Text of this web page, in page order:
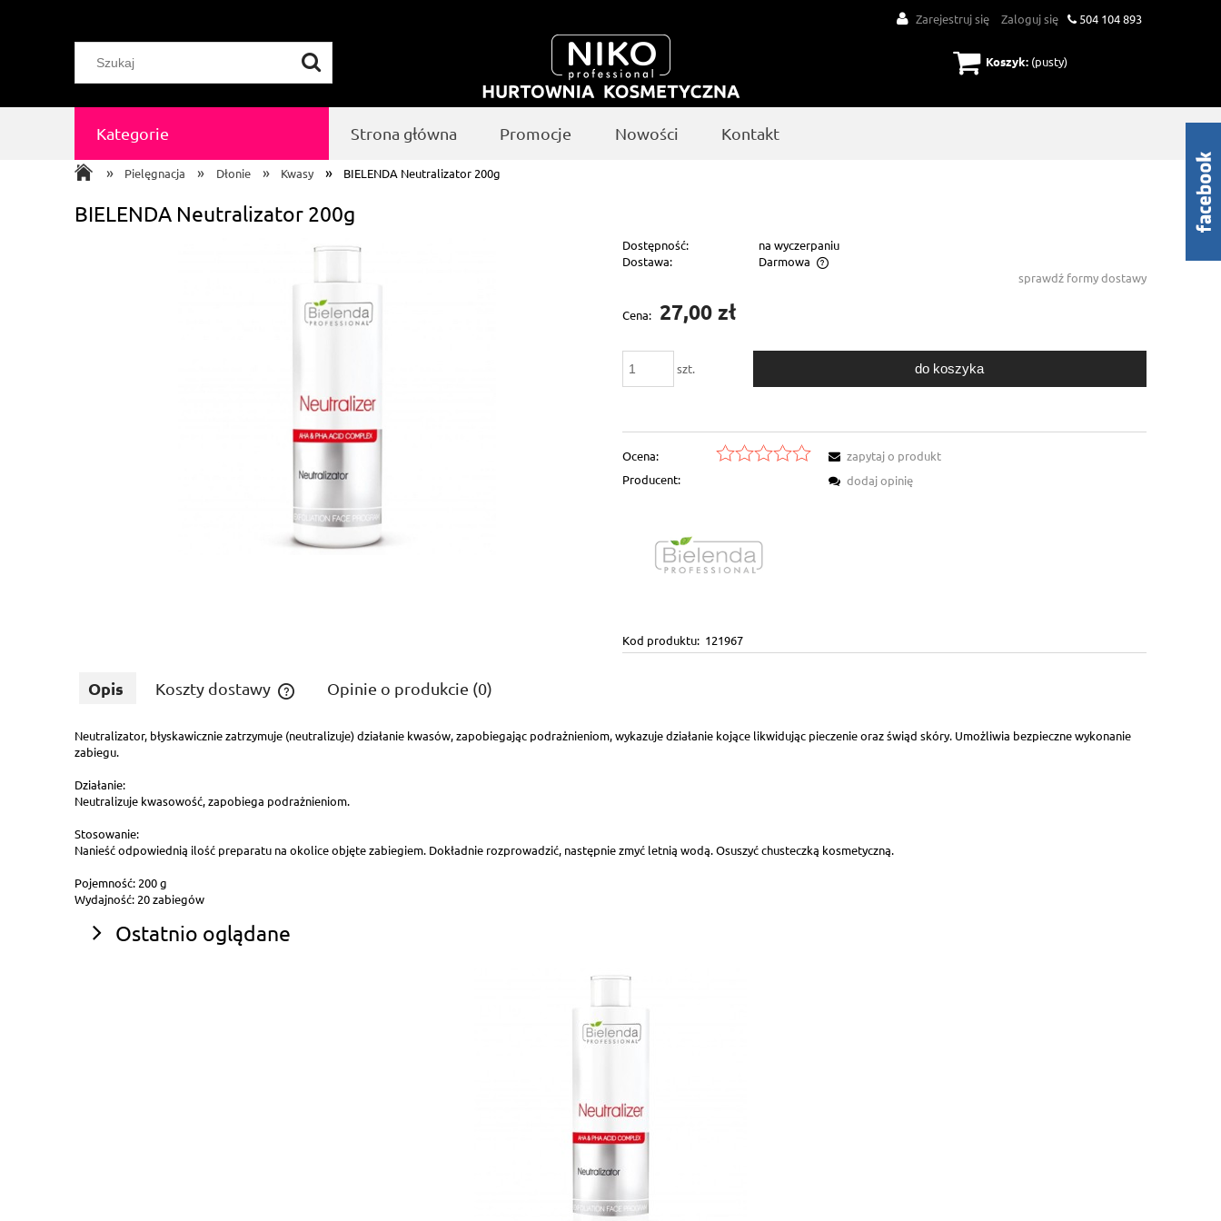
504 104 893
Zarejestruj się Zaloguj się
Koszyk: (pusty)
Kategorie Strona główna Promocje Nowości Kontakt
» Pielęgnacja » Dłonie » Kwasy » BIELENDA Neutralizator 200g
BIELENDA Neutralizator 200g
Dostępność:
na wyczerpaniu
Dostawa:
Darmowa
Cena nie zawiera ewentualnych kosztów
płatności
sprawdź formy dostawy
Cena: 27,00 zł
szt. do koszyka
Ocena:
Producent:
Kod produktu: 121967
zapytaj o produkt
dodaj opinię
Opis Koszty dostawy
Cena nie zawiera ewentualnych kosztów
Opinie o produkcie (0)
Neutralizator, błyskawicznie zatrzymuje (neutralizuje) działanie kwasów, zapobiegając podrażnieniom, wykazuje działanie kojące likwidując pieczenie oraz świąd skóry. Umożliwia bezpieczne wykonanie
zabiegu.
Działanie:
Neutralizuje kwasowość, zapobiega podrażnieniom.
Stosowanie:
Nanieść odpowiednią ilość preparatu na okolice objęte zabiegiem. Dokładnie rozprowadzić, następnie zmyć letnią wodą. Osuszyć chusteczką kosmetyczną.
Pojemność: 200 g
Wydajność: 20 zabiegów
Ostatnio oglądane